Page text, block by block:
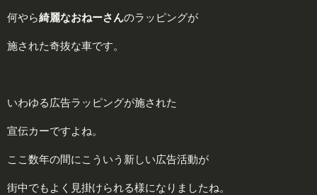
何やら綺麗なおねーさんのラッピングが
施された奇抜な車です。
いわゆる広告ラッピングが施された
宣伝カーですよね。
ここ数年の間にこういう新しい広告活動が
街中でもよく見掛けられる様になりましたね。